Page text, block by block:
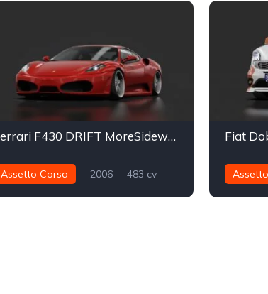
Ferrari F430 DRIFT MoreSideways
Assetto Corsa 2006
483 cv